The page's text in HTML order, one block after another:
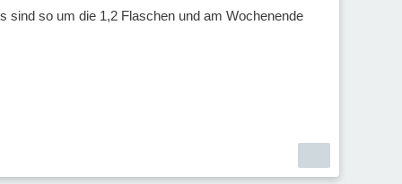
sind so um die 1,2 Flaschen und am Wochenende